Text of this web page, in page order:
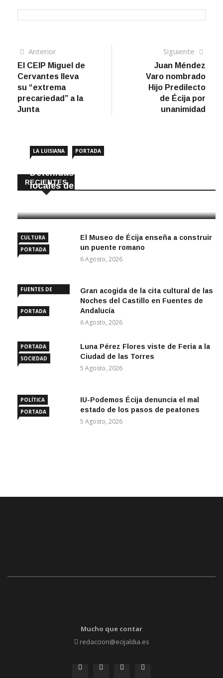
Navegación
de
entradas
AnteriorArtículo
anterior
El CEIP Miguel de
Cervantes lleva
su “extrema
precariedad” a la
Junta
Siguiente
Juan Méndez
Varo nombrado
Hijo Predilecto
de Écija por
unanimidad
RECIENTES
LA LUISIANA PORTADA
Detenidas dos personas por robar en
locales de La Luisiana
CULTURA
PORTADA
El Museo de Écija enseña a construir
un puente romano
6 Agosto, 2026
FUENTES DE
PORTADA
Gran acogida de la cita cultural de las
Noches del Castillo en Fuentes de
Andalucía
6 Agosto, 2026
PORTADA
SOCIEDAD
Luna Pérez Flores viste de Feria a la
Ciudad de las Torres
5 Agosto, 2026
POLÍTICA
PORTADA
IU-Podemos Écija denuncia el mal
estado de los pasos de peatones
5 Agosto, 2026
Mucho que contar
redaccion@ecijaldia.es